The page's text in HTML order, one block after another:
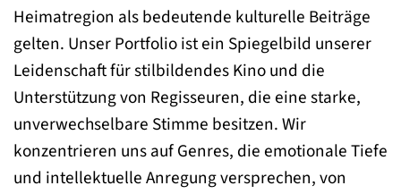
Heimatregion als bedeutende kulturelle Beiträge
gelten. Unser Portfolio ist ein Spiegelbild unserer
Leidenschaft für stilbildendes Kino und die
Unterstützung von Regisseuren, die eine starke,
unverwechselbare Stimme besitzen. Wir
konzentrieren uns auf Genres, die emotionale Tiefe
und intellektuelle Anregung versprechen, von